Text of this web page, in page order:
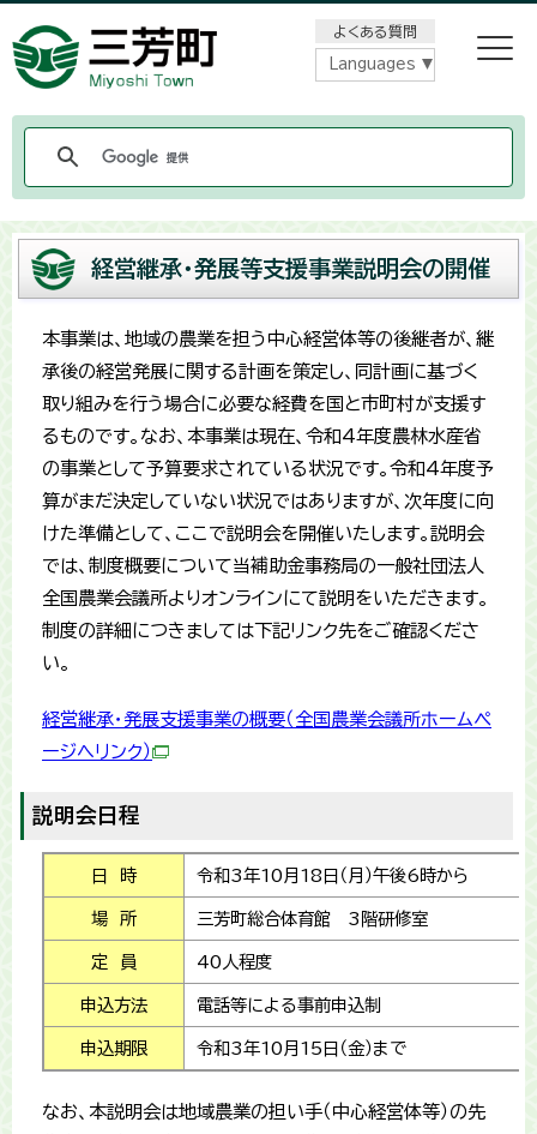
よくある質問
Languages
経営継承・発展等支援事業説明会の開催
本事業は、地域の農業を担う中心経営体等の後継者が、継
承後の経営発展に関する計画を策定し、同計画に基づく
取り組みを行う場合に必要な経費を国と市町村が支援す
るものです。なお、本事業は現在、令和4年度農林水産省
の事業として予算要求されている状況です。令和4年度予
算がまだ決定していない状況ではありますが、次年度に向
けた準備として、ここで説明会を開催いたします。説明会
では、制度概要について当補助金事務局の一般社団法人
全国農業会議所よりオンラインにて説明をいただきます。
制度の詳細につきましては下記リンク先をご確認くださ
い。
経営継承・発展支援事業の概要（全国農業会議所ホームペ
ージへリンク）
説明会日程
日 時 令和3年10月18日（月）午後6時から
場 所 三芳町総合体育館 3階研修室
定 員 40人程度
申込方法 電話等による事前申込制
申込期限 令和3年10月15日（金）まで
なお、本説明会は地域農業の担い手（中心経営体等）の先